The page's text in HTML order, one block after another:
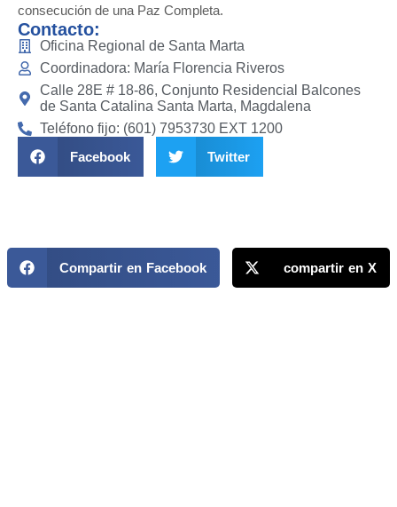
consecución de una Paz Completa.
Contacto:
Oficina Regional de Santa Marta
Coordinadora: María Florencia Riveros
Calle 28E # 18-86, Conjunto Residencial Balcones
de Santa Catalina Santa Marta, Magdalena
Teléfono fijo: (601) 7953730 EXT 1200
Facebook
Twitter
Compartir en Facebook compartir en X